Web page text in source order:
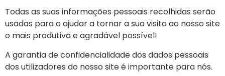
Todas as suas informações pessoais recolhidas serão
usadas para o ajudar a tornar a sua visita ao nosso site
o mais produtiva e agradável possível!
A garantia de confidencialidade dos dados pessoais
dos utilizadores do nosso site é importante para nós.